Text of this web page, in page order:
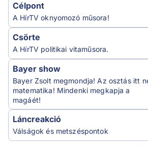
Célpont
A HírTV oknyomozó műsora!
Csörte
A HírTV politikai vitaműsora.
Bayer show
Bayer Zsolt megmondja! Az osztás itt
matematika! Mindenki megkapja a
magáét!
Láncreakció
Válságok és metszéspontok